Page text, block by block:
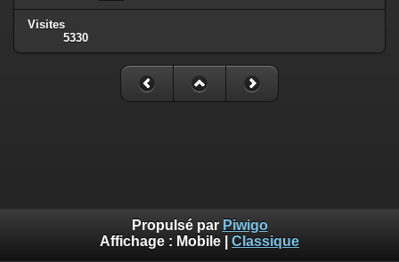
Visites
5330
Propulsé par Piwigo
Affichage : Mobile Classique